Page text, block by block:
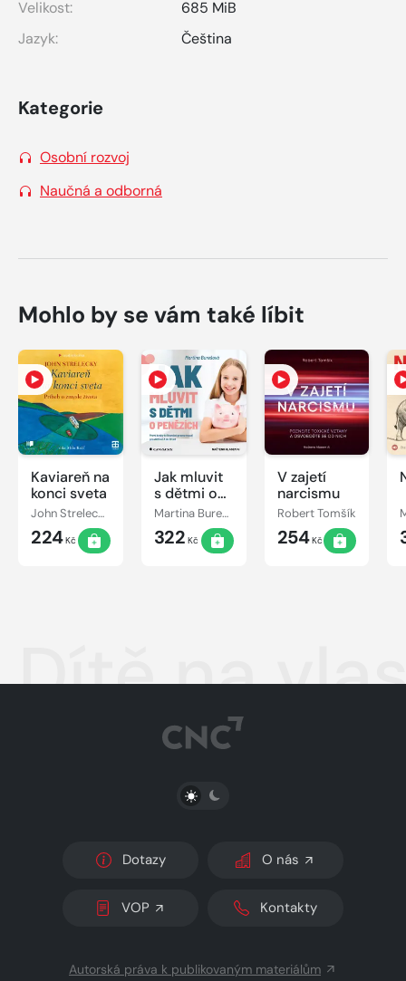
Velikost:
685 MiB
Jazyk:
Čeština
Kategorie
Osobní rozvoj
Naučná a odborná
Mohlo by se vám také líbit
Kaviareň na
konci sveta
John Strelecky
224Kč
Jak mluvit
s dětmi o
penězích Martina Burešová
322 Kč
V zajetí
narcismu
Robert Tomšík
254Kč
Dítě na
PŘEPNOUT SVĚTLÝ/TMAVÝ REŽIM
Dotazy O nás
VOP Kontakty
Autorská práva k publikovaným materiálům